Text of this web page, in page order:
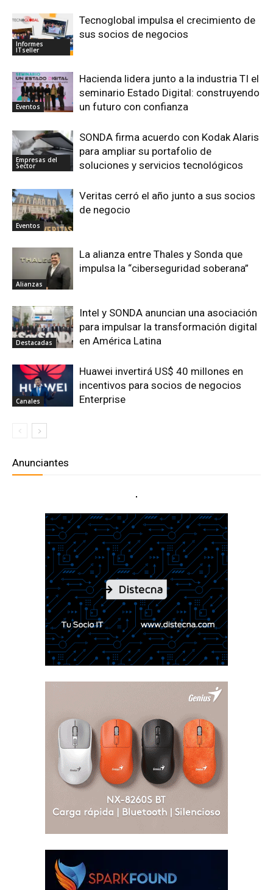
Informes
ITseller
Tecnoglobal impulsa el crecimiento de
sus socios de negocios
Eventos
Hacienda lidera junto a la industria TI el
seminario Estado Digital: construyendo
un futuro con confianza
Empresas del
Sector
SONDA firma acuerdo con Kodak Alaris
para ampliar su portafolio de
soluciones y servicios tecnológicos
Eventos
Veritas cerró el año junto a sus socios
de negocio
Alianzas
La alianza entre Thales y Sonda que
impulsa la “ciberseguridad soberana”
Destacadas
Intel y SONDA anuncian una asociación
para impulsar la transformación digital
en América Latina
Canales
Huawei invertirá US$ 40 millones en
incentivos para socios de negocios
Enterprise
Anunciantes